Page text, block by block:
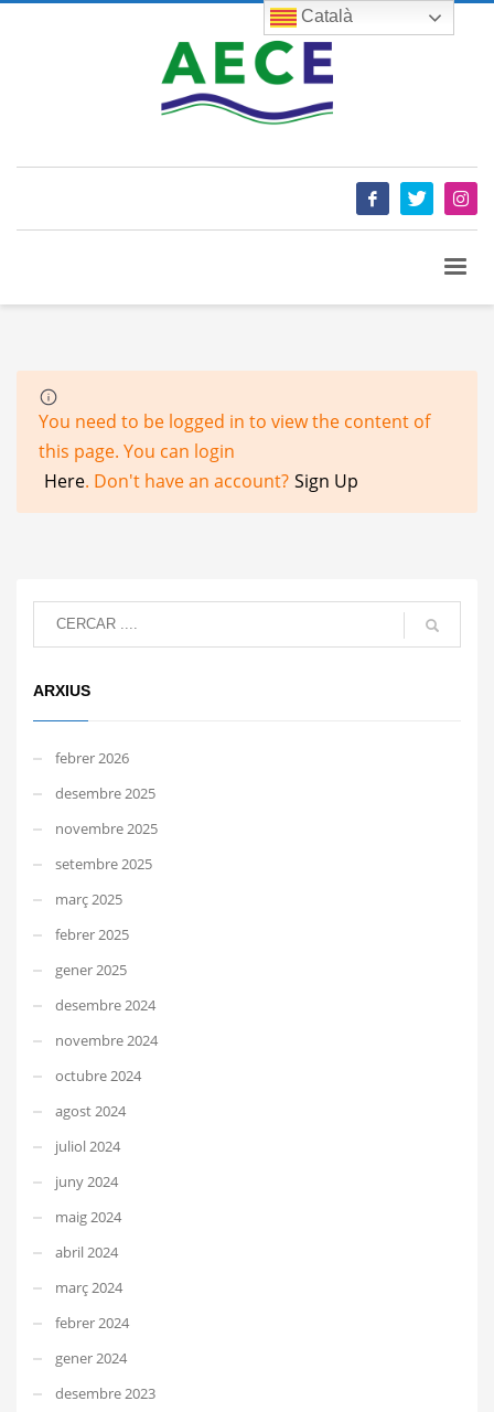
You need to be logged in to view the content of
this page. You can login
Here. Don't have an account? Sign Up
ARXIUS
febrer 2026
desembre 2025
novembre 2025
setembre 2025
març 2025
febrer 2025
gener 2025
desembre 2024
novembre 2024
octubre 2024
agost 2024
juliol 2024
juny 2024
maig 2024
abril 2024
març 2024
febrer 2024
gener 2024
desembre 2023
Català